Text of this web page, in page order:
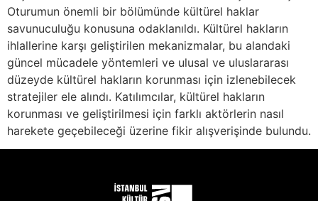
Oturumun önemli bir bölümünde kültürel haklar
savunuculuğu konusuna odaklanıldı. Kültürel hakların
ihlallerine karşı geliştirilen mekanizmalar, bu alandaki
güncel mücadele yöntemleri ve ulusal ve uluslararası
düzeyde kültürel hakların korunması için izlenebilecek
stratejiler ele alındı. Katılımcılar, kültürel hakların
korunması ve geliştirilmesi için farklı aktörlerin nasıl
harekete geçebileceği üzerine fikir alışverişinde bulundu.